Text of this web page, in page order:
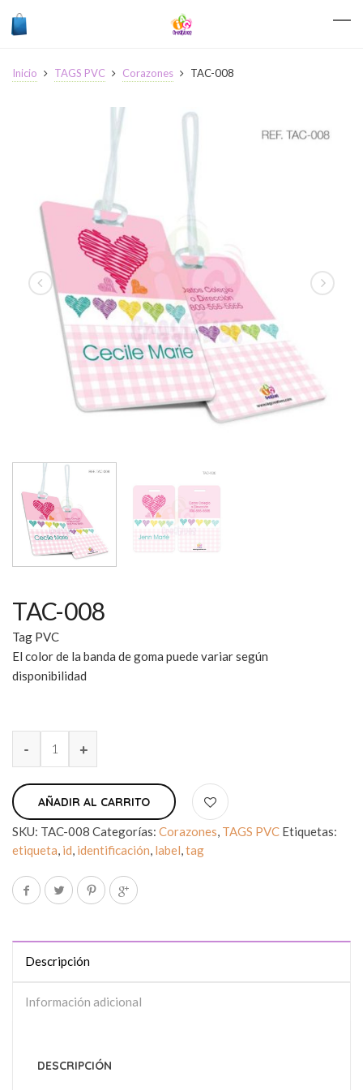
Inicio TAGS PVC Corazones TAC-008
TAC-008
Tag PVC
El color de la banda de goma puede variar según
disponibilidad
AÑADIR AL CARRITO
SKU: TAC-008 Categorías: Corazones, TAGS PVC Etiquetas:
etiqueta, id, identificación, label,tag
Descripción
Información adicional
DESCRIPCIÓN